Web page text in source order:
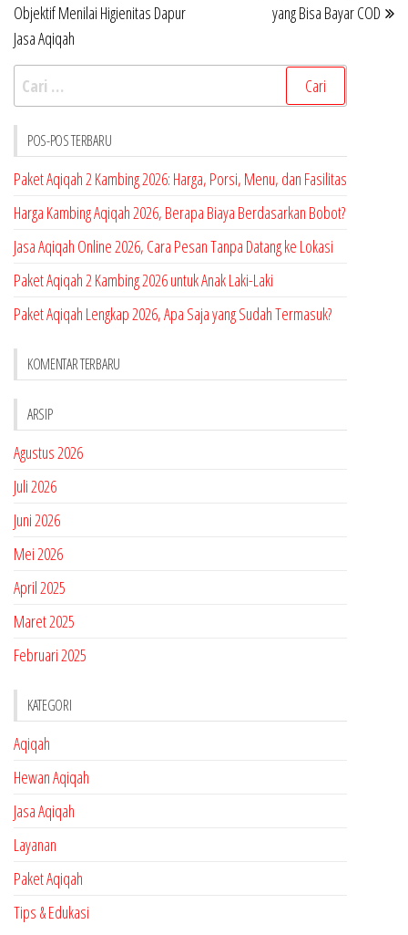
Objektif Menilai Higienitas Dapur
Jasa Aqiqah
yang Bisa Bayar COD
Cari
untuk:
POS-POS TERBARU
Paket Aqiqah 2 Kambing 2026: Harga, Porsi, Menu, dan Fasilitas
Harga Kambing Aqiqah 2026, Berapa Biaya Berdasarkan Bobot?
Jasa Aqiqah Online 2026, Cara Pesan Tanpa Datang ke Lokasi
Paket Aqiqah 2 Kambing 2026 untuk Anak Laki-Laki
Paket Aqiqah Lengkap 2026, Apa Saja yang Sudah Termasuk?
KOMENTAR TERBARU
ARSIP
Agustus 2026
Juli 2026
Juni 2026
Mei 2026
April 2025
Maret 2025
Februari 2025
KATEGORI
Aqiqah
Hewan Aqiqah
Jasa Aqiqah
Layanan
Paket Aqiqah
Tips & Edukasi